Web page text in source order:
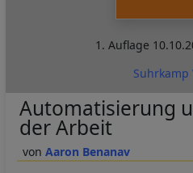
1. Auflage
Suhrkamp
Aaron Benanav
Automatisierung
der Arbeit